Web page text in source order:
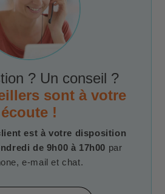
? Un conseil ?
sont à votre
écoute !
est à votre disposition
de 9h00 à 17h00 par
e-mail et chat.